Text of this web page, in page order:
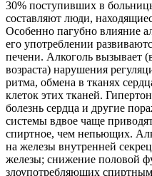
30% поступивших в
составляют люди,
Особенно пагубно влияние
его употреблении
печени. Алкоголь вызывает
возраста) нарушения
ритма, обмена в тканях
клеток этих тканей.
болезнь сердца и другие
системы вдвое чаще
спиртное, чем непьющих.
на железы внутренней
железы; снижение половой
злоупотребляющих